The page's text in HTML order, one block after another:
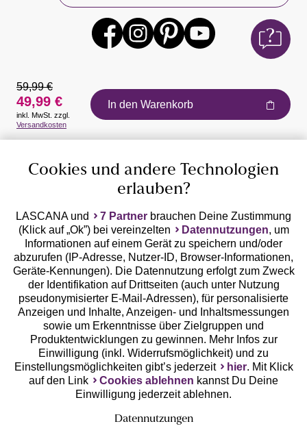
Auszeichnungen
Geprüfte Sicherheit
Unsere Apps
59,99 €
49,99 €
inkl. MwSt. zzgl.
Versandkosten
In den Warenkorb
Cookies und andere Technologien
erlauben?
LASCANA und 7 Partner brauchen Deine Zustimmung
(Klick auf „Ok”) bei vereinzelten
Datennutzungen, um
Informationen auf einem Gerät zu speichern und/oder
abzurufen (IP-Adresse, Nutzer-ID, Browser-Informationen,
Geräte-Kennungen). Die Datennutzung erfolgt zum Zweck
der Identifikation auf Drittseiten (auch unter Nutzung
pseudonymisierter E-Mail-Adressen), für personalisierte
Anzeigen und Inhalte, Anzeigen- und Inhaltsmessungen
sowie um Erkenntnisse über Zielgruppen und
Produktentwicklungen zu gewinnen. Mehr Infos zur
Einwilligung (inkl. Widerrufsmöglichkeit) und zu
Einstellungsmöglichkeiten gibt’s jederzeit
hier. Mit Klick
auf den Link
Cookies ablehnen kannst Du Deine
Einwilligung jederzeit ablehnen.
Datennutzungen